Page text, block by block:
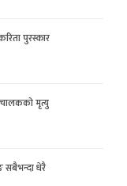
पुरस्कार
मृत्यु
सबैभन्दा धेरै